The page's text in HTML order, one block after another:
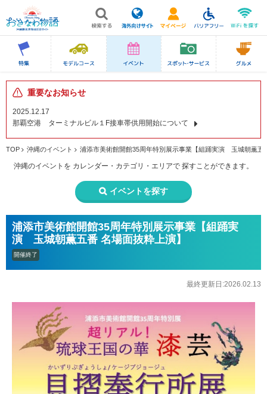
重要なお知らせ
2025.12.17
那覇空港 ターミナルビル１F接車帯供用開始について
TOP 沖縄のイベント 浦添市美術館開館35周年特別展示事業【組踊実演 玉城朝薫五
沖縄のイベントを カレンダー・カテゴリ・エリアで 探すことができます。
イベントを探す
浦添市美術館開館35周年特別展示事業【組踊実
演 玉城朝薫五番 名場面抜粋上演】
開催終了
最終更新日:2026.02.13